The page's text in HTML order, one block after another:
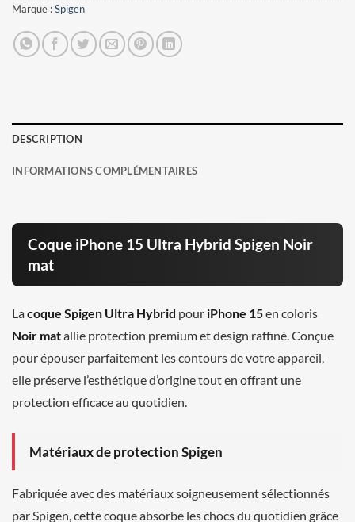
Marque :Spigen
DESCRIPTION
INFORMATIONS COMPLÉMENTAIRES
Coque iPhone 15 Ultra Hybrid Spigen Noir
mat
Lacoque Spigen Ultra Hybrid pour iPhone 15en coloris
Noir matallie protection premium et design raffiné. Conçue
pour épouser parfaitement les contours de votre appareil,
elle préserve l’esthétique d’origine tout en offrant une
protection efficace au quotidien.
Matériaux de protection Spigen
Fabriquée avec des matériaux soigneusement sélectionnés
par Spigen, cette coque absorbe les chocs du quotidien grâce